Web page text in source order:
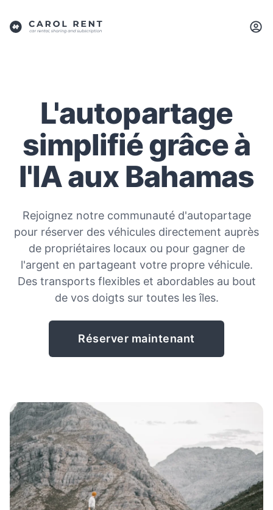
L'autopartage
simplifié grâce à
l'IA aux Bahamas
Rejoignez notre communauté d'autopartage
pour réserver des véhicules directement auprès
de propriétaires locaux ou pour gagner de
l'argent en partageant votre propre véhicule.
Des transports flexibles et abordables au bout
de vos doigts sur toutes les îles.
Réserver maintenant